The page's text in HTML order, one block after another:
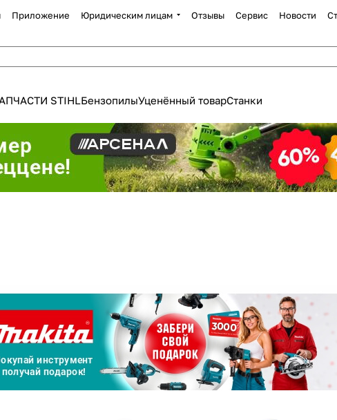
Приложение Юридическим лицам Отзывы Сервис Новости
STIHLБензопилыУценённый товарСтанки
График платежей
Сегодня